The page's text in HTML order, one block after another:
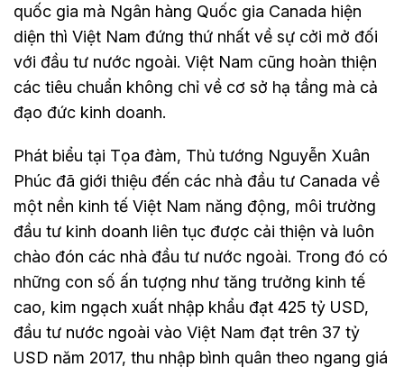
quốc gia mà Ngân hàng Quốc gia Canada hiện
diện thì Việt Nam đứng thứ nhất về sự cởi mở đối
với đầu tư nước ngoài. Việt Nam cũng hoàn thiện
các tiêu chuẩn không chỉ về cơ sở hạ tầng mà cả
đạo đức kinh doanh.
Phát biểu tại Tọa đàm, Thủ tướng Nguyễn Xuân
Phúc đã giới thiệu đến các nhà đầu tư Canada về
một nền kinh tế Việt Nam năng động, môi trường
đầu tư kinh doanh liên tục được cải thiện và luôn
chào đón các nhà đầu tư nước ngoài. Trong đó có
những con số ấn tượng như tăng trưởng kinh tế
cao, kim ngạch xuất nhập khẩu đạt 425 tỷ USD,
đầu tư nước ngoài vào Việt Nam đạt trên 37 tỷ
USD năm 2017, thu nhập bình quân theo ngang giá